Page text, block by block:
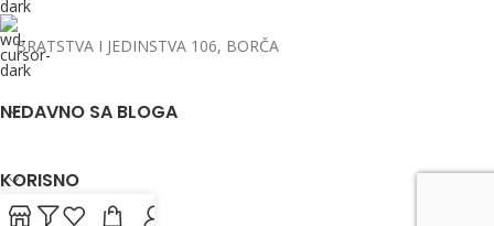
BRATSTVA I JEDINSTVA 106, BORČA
NEDAVNO SA BLOGA
KORISNO